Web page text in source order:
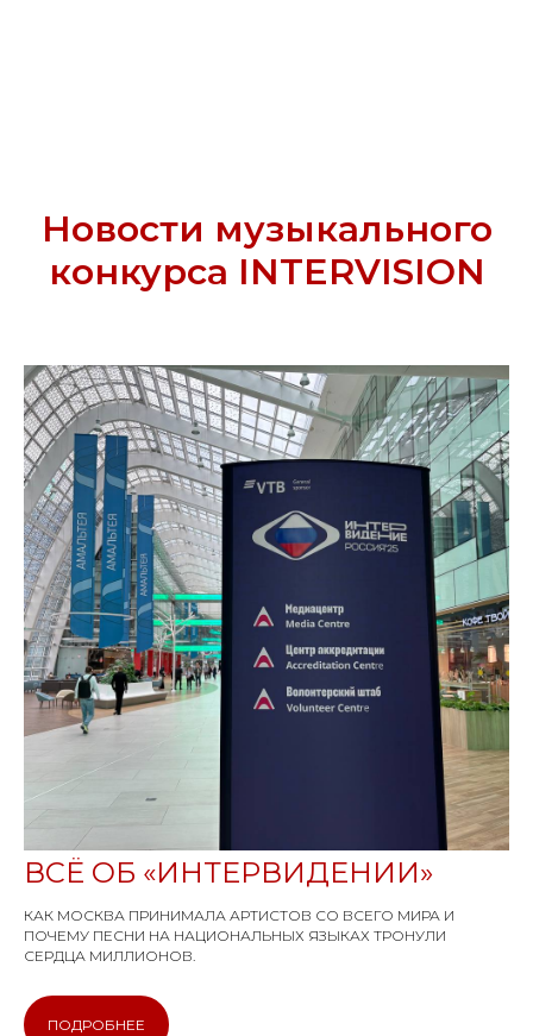
Новости музыкального
конкурса INTERVISION
ВСЁ ОБ «ИНТЕРВИДЕНИИ»
КАК МОСКВА ПРИНИМАЛА АРТИСТОВ СО ВСЕГО МИРА И
ПОЧЕМУ ПЕСНИ НА НАЦИОНАЛЬНЫХ ЯЗЫКАХ ТРОНУЛИ
СЕРДЦА МИЛЛИОНОВ.
ПОДРОБНЕЕ
Деликатная рассылка: всего раз в
предстоящих событиях и самых
интересных подборках.
Узнавайте о
событиях
первыми!
Нажимая на кнопку, я соглашаюсь с
Условиями обработки персональных